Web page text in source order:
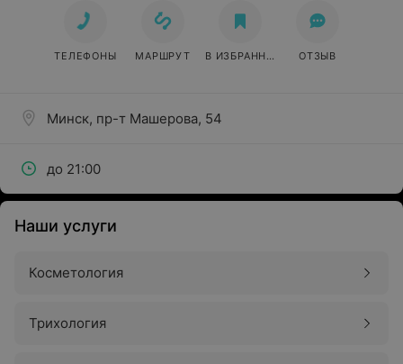
Минск, пр-т Машерова, 54
до 21:00
ТЕЛЕФОНЫ МАРШРУТ В ИЗБРАННОЕ ОТЗЫВ
Наши услуги
Косметология
Трихология